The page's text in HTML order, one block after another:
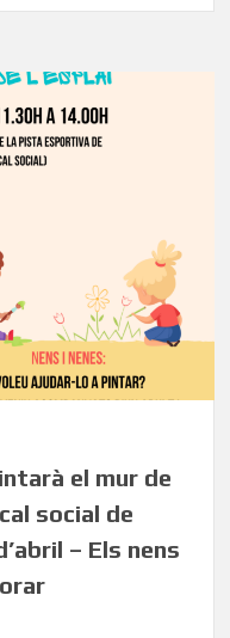
el mur de
social de
– Els nens